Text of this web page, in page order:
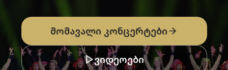
მომავალი კონცერტები
ვიდეოები